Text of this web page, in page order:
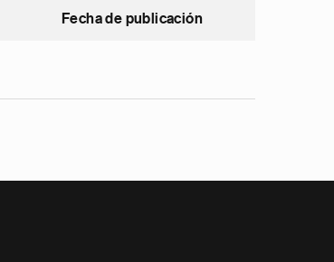
Fecha de publicación